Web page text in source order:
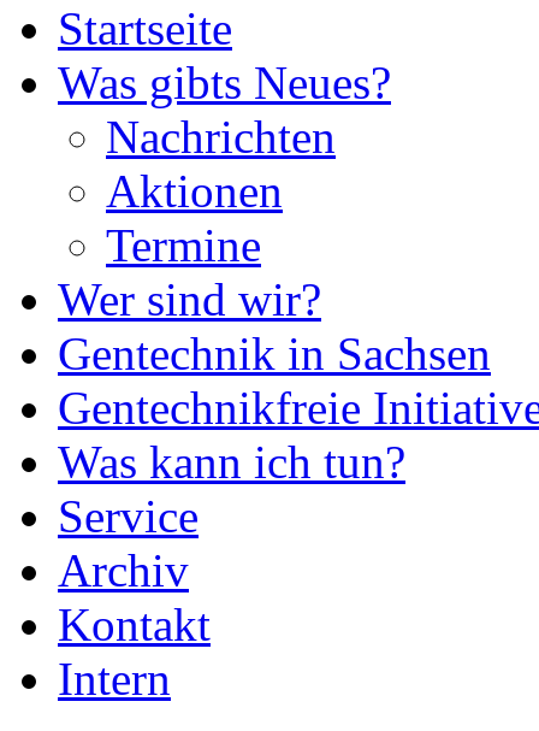
Startseite
Was gibts Neues?
Nachrichten
Aktionen
Termine
Wer sind wir?
Gentechnik in Sachsen
Gentechnikfreie
Was kann ich tun?
Service
Archiv
Kontakt
Intern